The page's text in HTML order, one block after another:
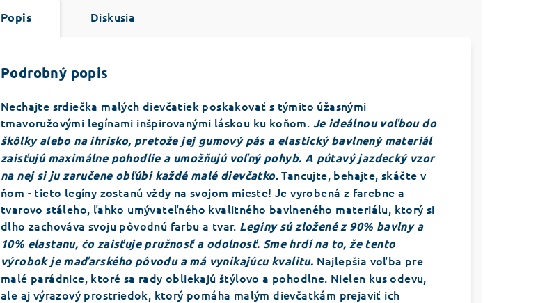
Popis Diskusia
Podrobný popis
Nechajte srdiečka malých dievčatiek poskakovať s týmito úžasnými
tmavoružovými legínami inšpirovanými láskou ku koňom. Je ideálnou voľbou do
škôlky alebo na ihrisko, pretože jej gumový pás a elastický bavlnený materiál
zaisťujú maximálne pohodlie a umožňujú voľný pohyb. A pútavý jazdecký vzor
na nej si ju zaručene obľúbi každé malé dievčatko.Tancujte, behajte, skáčte v
ňom - ​​tieto legíny zostanú vždy na svojom mieste! Je vyrobená z farebne a
tvarovo stáleho, ľahko umývateľného kvalitného bavlneného materiálu, ktorý si
dlho zachováva svoju pôvodnú farbu a tvar. Legíny sú zložené z 90% bavlny a
10% elastanu, čo zaisťuje pružnosť a odolnosť. Sme hrdí na to, že tento
výrobok je maďarského pôvodu a má vynikajúcu kvalitu. Najlepšia voľba pre
malé parádnice, ktoré sa rady obliekajú štýlovo a pohodlne. Nielen kus odevu,
ale aj výrazový prostriedok, ktorý pomáha malým dievčatkám prejaviť ich